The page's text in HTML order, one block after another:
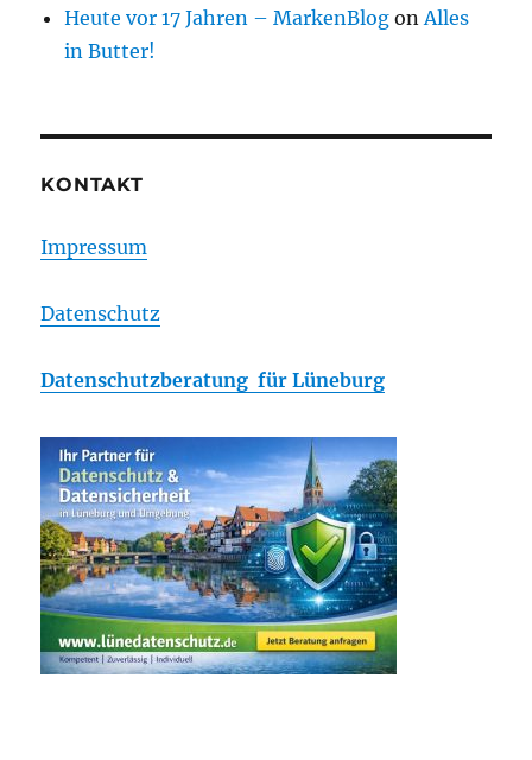
Heute vor 17 Jahren – MarkenBlog onAlles
in Butter!
KONTAKT
Impressum
Datenschutz
Datenschutzberatung für Lüneburg